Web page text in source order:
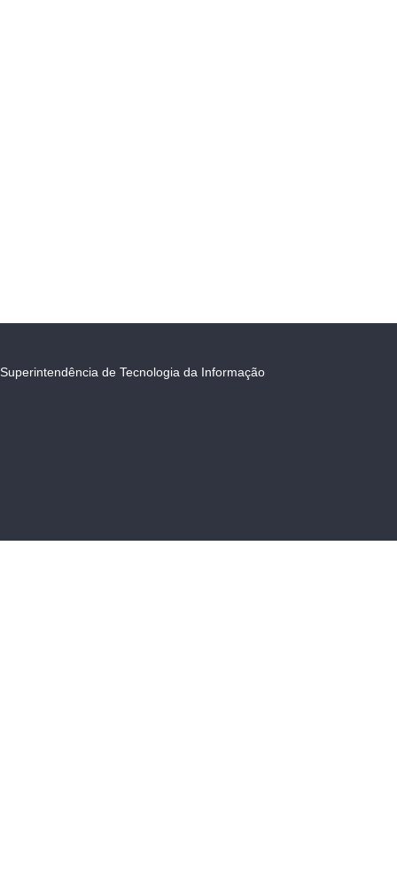
Superintendência de Tecnologia da Informação